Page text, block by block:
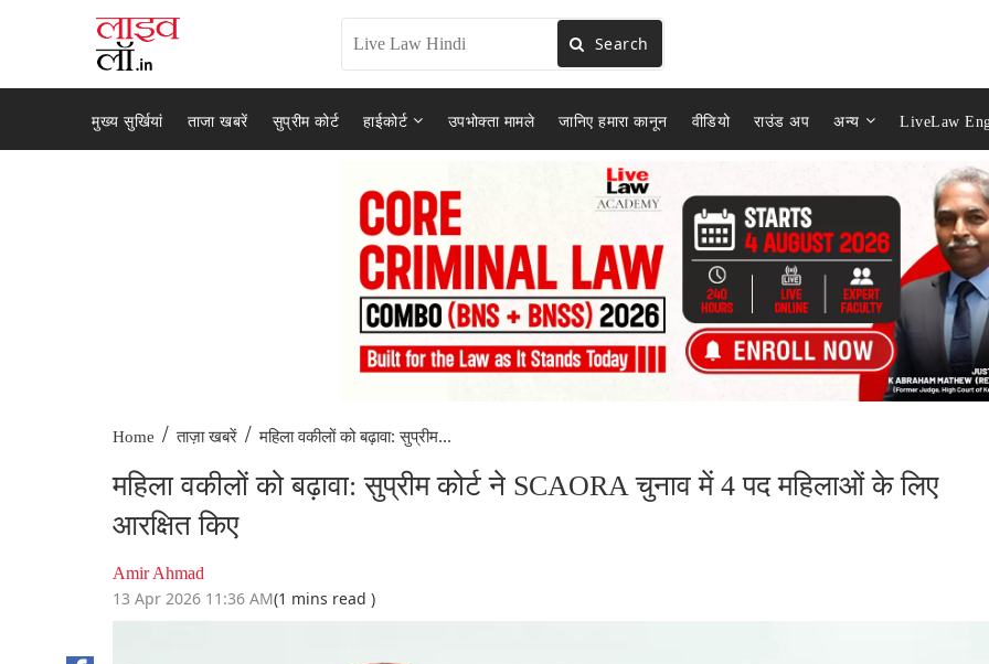
Search
मुख्य सुर्खियां ताजा खबरें सुप्रीम कोर्ट हाईकोर्ट उपभोक्ता मामले जानिए हमारा कानून वीडियो राउंड अप अन्य LiveLaw
Home / ताज़ा खबरें / महिला वकीलों को बढ़ावा: सुप्रीम...
महिला वकीलों को बढ़ावा: सुप्रीम कोर्ट ने SCAORA चुनाव में 4 पद महिलाओं के लिए
आरक्षित किए
Amir Ahmad
13 Apr 2026 11:36 AM(1 mins read )